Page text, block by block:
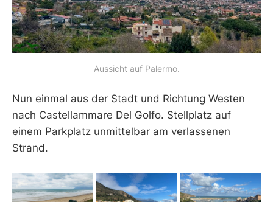
Aussicht auf Palermo.
Nun einmal aus der Stadt und Richtung Westen
nach Castellammare Del Golfo. Stellplatz auf
einem Parkplatz unmittelbar am verlassenen
Strand.